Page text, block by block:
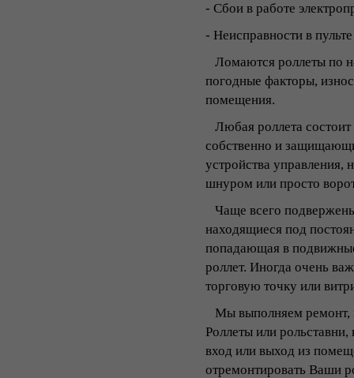
- Сбои в работе
- Неисправности в
Ломаются роллеты по
погодные факторы,
помещения.
Любая роллета состоит
собственно и
устройства управления,
шнуром или просто
Чаще всего
находящиеся под
попадающая в
роллет. Иногда очень
торговую точку или
Мы выполняем ремонт,
Роллеты или
вход или выход из
отремонтировать Ваши